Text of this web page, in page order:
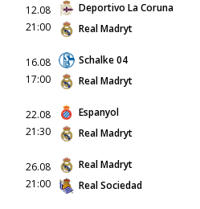
12.08
21:00
Deportivo La Coruna
Real Madryt
16.08
17:00
Schalke 04
Real Madryt
22.08
21:30
Espanyol
Real Madryt
26.08
21:00
Real Madryt
Real Sociedad